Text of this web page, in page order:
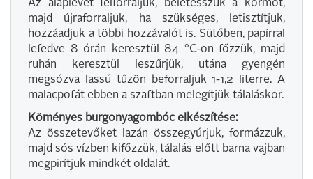
Az alaplevet felforraljuk, beletesszük a körmöt,
majd újraforraljuk, ha szükséges, letisztítjuk,
hozzáadjuk a többi hozzávalót is. Sütőben, papírral
lefedve 8 órán keresztül 84 °C-on főzzük, majd
ruhán keresztül leszűrjük, utána gyengén
megsózva lassú tűzön beforraljuk 1-1,2 literre. A
malacpofát ebben a szaftban melegítjük tálaláskor.
Köményes burgonyagombóc elkészítése:
Az összetevőket lazán összegyúrjuk, formázzuk,
majd sós vízben kifőzzük, tálalás előtt barna vajban
megpirítjuk mindkét oldalát.